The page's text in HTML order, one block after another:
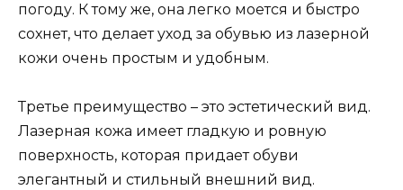
погоду. К тому же, она легко моется и быстро
сохнет, что делает уход за обувью из лазерной
кожи очень простым и удобным.
Третье преимущество – это эстетический вид.
Лазерная кожа имеет гладкую и ровную
поверхность, которая придает обуви
элегантный и стильный внешний вид.